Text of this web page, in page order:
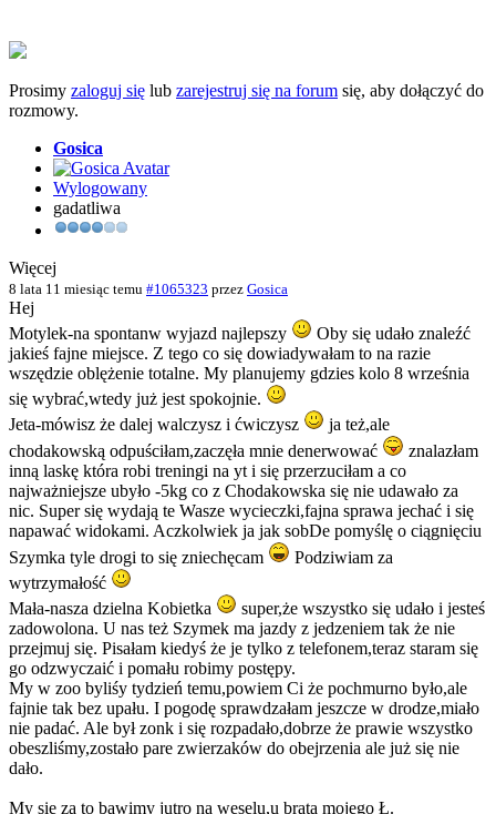
Prosimy zaloguj się lub zarejestruj się na forum się, aby dołączyć do
rozmowy.
Gosica
Wylogowany
gadatliwa
Więcej
8 lata 11 miesiąc temu #1065323 przez Gosica
Hej
Motylek-na spontanw wyjazd najlepszy
Oby się udało znaleźć
jakieś fajne miejsce. Z tego co się dowiadywałam to na razie
wszędzie oblężenie totalne. My planujemy gdzies kolo 8 września
się wybrać,wtedy już jest spokojnie.
Jeta-mówisz że dalej walczysz i ćwiczysz
ja też,ale
chodakowską odpuściłam,zaczęła mnie denerwować
znalazłam
inną laskę która robi treningi na yt i się przerzuciłam a co
najważniejsze ubyło -5kg co z Chodakowska się nie udawało za
nic. Super się wydają te Wasze wycieczki,fajna sprawa jechać i się
napawać widokami. Aczkolwiek ja jak sobDe pomyślę o ciągnięciu
Szymka tyle drogi to się zniechęcam
Podziwiam za
wytrzymałość
Mała-nasza dzielna Kobietka
super,że wszystko się udało i jesteś
zadowolona. U nas też Szymek ma jazdy z jedzeniem tak że nie
przejmuj się. Pisałam kiedyś że je tylko z telefonem,teraz staram się
go odzwyczaić i pomału robimy postępy.
My w zoo byliśy tydzień temu,powiem Ci że pochmurno było,ale
fajnie tak bez upału. I pogodę sprawdzałam jeszcze w drodze,miało
nie padać. Ale był zonk i się rozpadało,dobrze że prawie wszystko
obeszliśmy,zostało pare zwierzaków do obejrzenia ale już się nie
dało.
My się za to bawimy jutro na weselu,u brata mojego Ł.